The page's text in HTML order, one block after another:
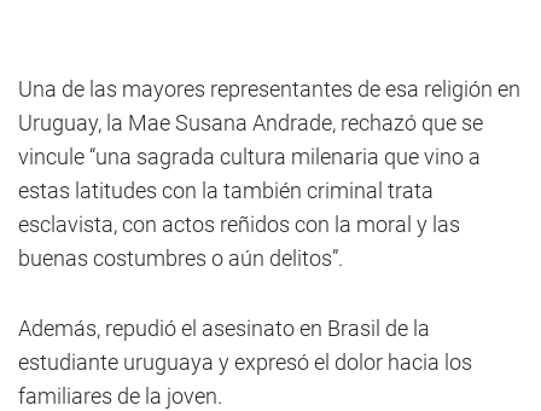
Una de las mayores representantes de esa religión en
Uruguay, la Mae Susana Andrade, rechazó que se
vincule “una sagrada cultura milenaria que vino a
estas latitudes con la también criminal trata
esclavista, con actos reñidos con la moral y las
buenas costumbres o aún delitos”.
Además, repudió el asesinato en Brasil de la
estudiante uruguaya y expresó el dolor hacia los
familiares de la joven.